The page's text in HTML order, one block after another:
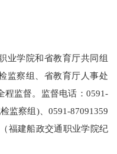
学院和省教育厅共同组
监察组、省教育厅人事处
程监督。监督电话：0591-
监察组)、0591-87091359
福建船政交通职业学院纪